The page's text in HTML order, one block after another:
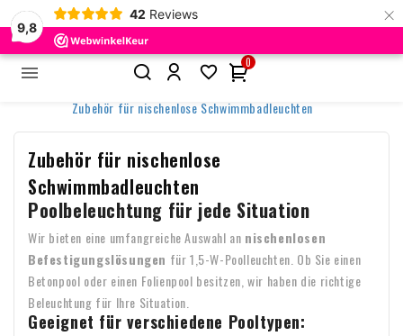
9,8
42 Reviews ×
 
0
Poolbeleuchtung
Nischenlose Poollampen
Zubehör für nischenlose Schwimmbadleuchten
Zubehör für nischenlose
Schwimmbadleuchten
Poolbeleuchtung für jede Situation
Wir bieten eine umfangreiche Auswahl an nischenlosen
Befestigungslösungen für 1,5-W-Poolleuchten. Ob Sie einen
Betonpool oder einen Folienpool besitzen, wir haben die richtige
Beleuchtung für Ihre Situation.
Geeignet für verschiedene Pooltypen: